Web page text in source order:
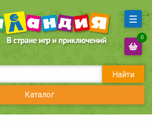
Найти
Каталог
0